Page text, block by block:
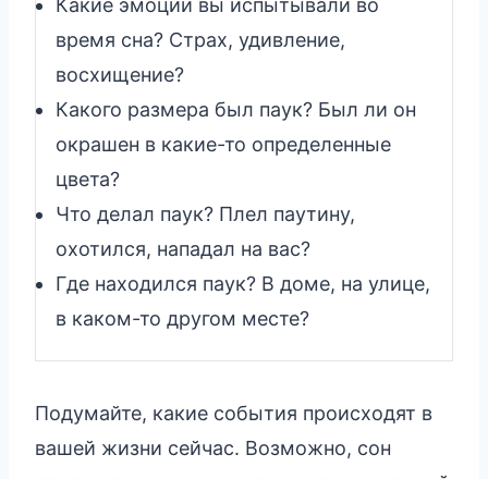
Какие эмоции вы испытывали во
время сна? Страх, удивление,
восхищение?
Какого размера был паук? Был ли он
окрашен в какие-то определенные
цвета?
Что делал паук? Плел паутину,
охотился, нападал на вас?
Где находился паук? В доме, на улице,
в каком-то другом месте?
Подумайте, какие события происходят в
вашей жизни сейчас. Возможно, сон